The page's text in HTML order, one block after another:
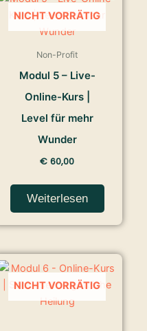
NICHT VORRÄTIG
Non-Profit
Modul 5 – Live-
Online-Kurs |
Level für mehr
Wunder
€ 60,00
Weiterlesen
NICHT VORRÄTIG